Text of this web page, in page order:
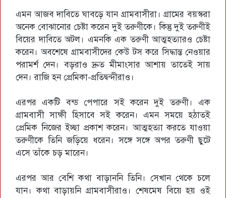
এমন আজব দাবিতে ঘাবড়ে যান গ্রামবাসীরা। গ্রামের বয়স্করা
অনেক বোঝানোর চেষ্টা করেন দুই তরুণীকে। কিন্তু দুই তরুণীই
বিয়ের দাবিতে অটল। এমনকি এক তরুণী আত্মহত্যারও চেষ্টা
করেন। অবশেষে গ্রামবাসীদের কেউ টস করে সিদ্ধান্ত নেওয়ার
পরামর্শ দেন। বড়রাও দ্রুত মীমাংসার আশায় তাতেই সায়
দেন। রাজি হন প্রেমিকা-প্রতিদ্বন্দীরাও।
এরপর একটি বন্ড পেপারে সই করেন দুই তরুণী। এক
গ্রামবাসী সাক্ষী হিসাবে সই করেন। এমন সময়ে হঠাত্ই
প্রেমিক নিজের ইচ্ছা প্রকাশ করেন। আত্মহত্যা করতে যাওয়া
তরুণীকে তিনি জড়িয়ে ধরেন। সঙ্গে সঙ্গে অপর তরুণী ছুটে
এসে তাঁকে চড় মারেন।
এরপর আর বেশি কথা বাড়াননি তিনি। সেখান থেকে চলে
যান। কথা বাড়ায়নি গ্রামবাসীরাও। শেষমেষ বিয়ে হয় ওই